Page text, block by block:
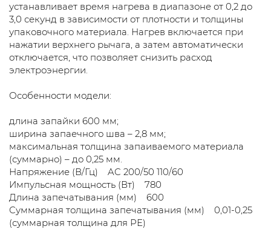
устанавливает время нагрева в диапазоне от 0,2 до
3,0 секунд в зависимости от плотности и толщины
упаковочного материала. Нагрев включается при
нажатии верхнего рычага, а затем автоматически
отключается, что позволяет снизить расход
электроэнергии.
Особенности модели:
длина запайки 600 мм;
ширина запаечного шва – 2,8 мм;
максимальная толщина запаиваемого материала
(суммарно) – до 0,25 мм.
Напряжение (В/Гц) AC 200/50 110/60
Импульсная мощность (Вт) 780
Длина запечатывания (мм) 600
Суммарная толщина запечатывания (мм) 0,01-0,25
(суммарная толщина для РЕ)